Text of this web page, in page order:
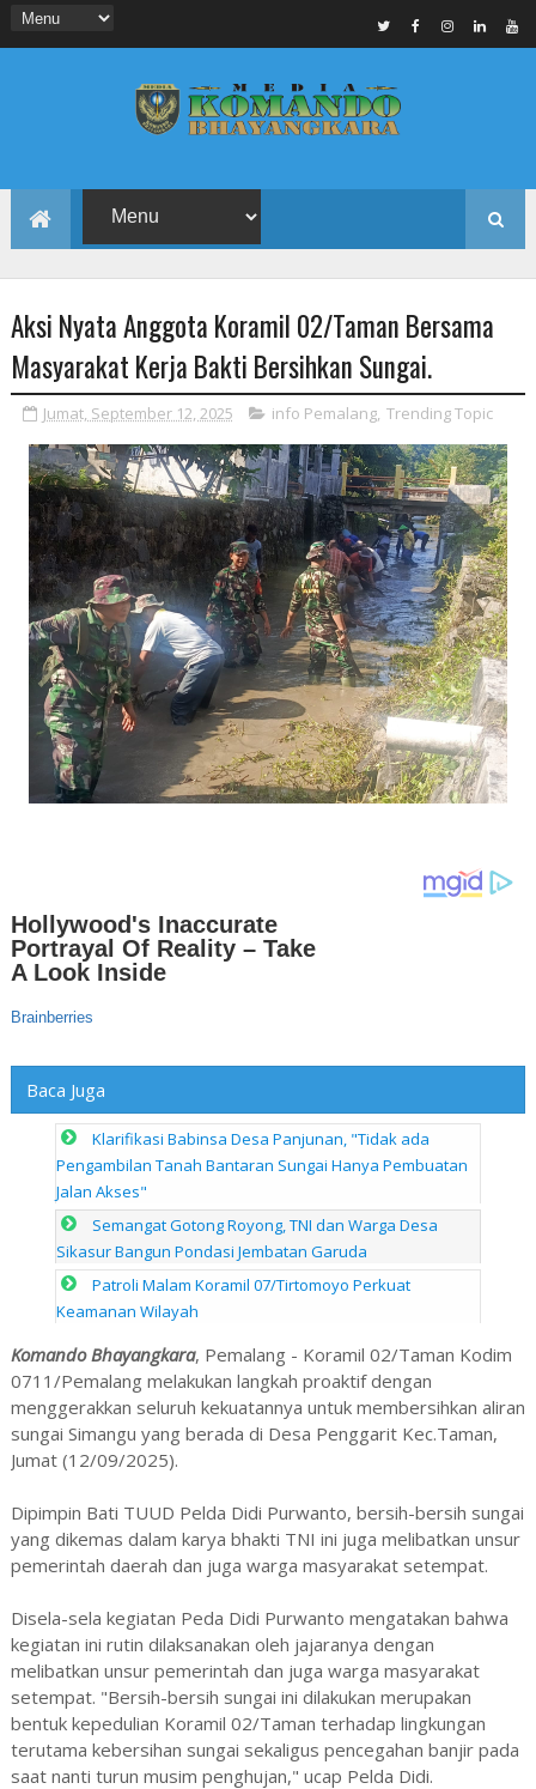
Aksi Nyata Anggota Koramil 02/Taman Bersama
Masyarakat Kerja Bakti Bersihkan Sungai.
Jumat, September 12, 2025 info Pemalang, Trending Topic
Baca Juga
Klarifikasi Babinsa Desa Panjunan, "Tidak ada
Pengambilan Tanah Bantaran Sungai Hanya Pembuatan
Jalan Akses"
Semangat Gotong Royong, TNI dan Warga Desa
Sikasur Bangun Pondasi Jembatan Garuda
Patroli Malam Koramil 07/Tirtomoyo Perkuat
Keamanan Wilayah
Komando Bhayangkara, Pemalang - Koramil 02/Taman Kodim
0711/Pemalang melakukan langkah proaktif dengan
menggerakkan seluruh kekuatannya untuk membersihkan aliran
sungai Simangu yang berada di Desa Penggarit Kec.Taman,
Jumat (12/09/2025).
Dipimpin Bati TUUD Pelda Didi Purwanto, bersih-bersih sungai
yang dikemas dalam karya bhakti TNI ini juga melibatkan unsur
pemerintah daerah dan juga warga masyarakat setempat.
Disela-sela kegiatan Peda Didi Purwanto mengatakan bahwa
kegiatan ini rutin dilaksanakan oleh jajaranya dengan
melibatkan unsur pemerintah dan juga warga masyarakat
setempat. "Bersih-bersih sungai ini dilakukan merupakan
bentuk kepedulian Koramil 02/Taman terhadap lingkungan
terutama kebersihan sungai sekaligus pencegahan banjir pada
saat nanti turun musim penghujan," ucap Pelda Didi.